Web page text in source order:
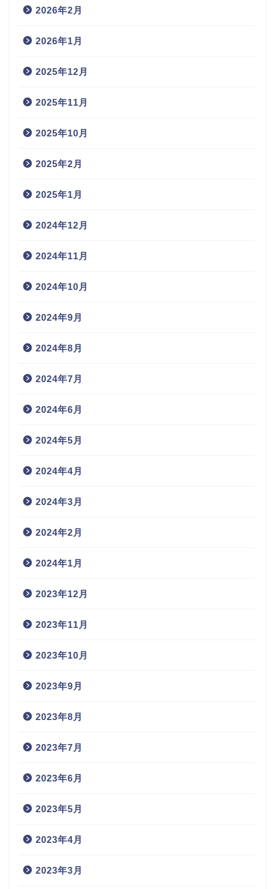
2026年2月
2026年1月
2025年12月
2025年11月
2025年10月
2025年2月
2025年1月
2024年12月
2024年11月
2024年10月
2024年9月
2024年8月
2024年7月
2024年6月
2024年5月
2024年4月
2024年3月
2024年2月
2024年1月
2023年12月
2023年11月
2023年10月
2023年9月
2023年8月
2023年7月
2023年6月
2023年5月
2023年4月
2023年3月